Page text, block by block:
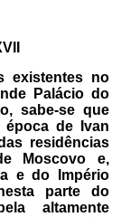
existentes no
Palácio do
sabe-se que
época de Ivan
residências
Moscovo e,
e do Império
parte do
altamente